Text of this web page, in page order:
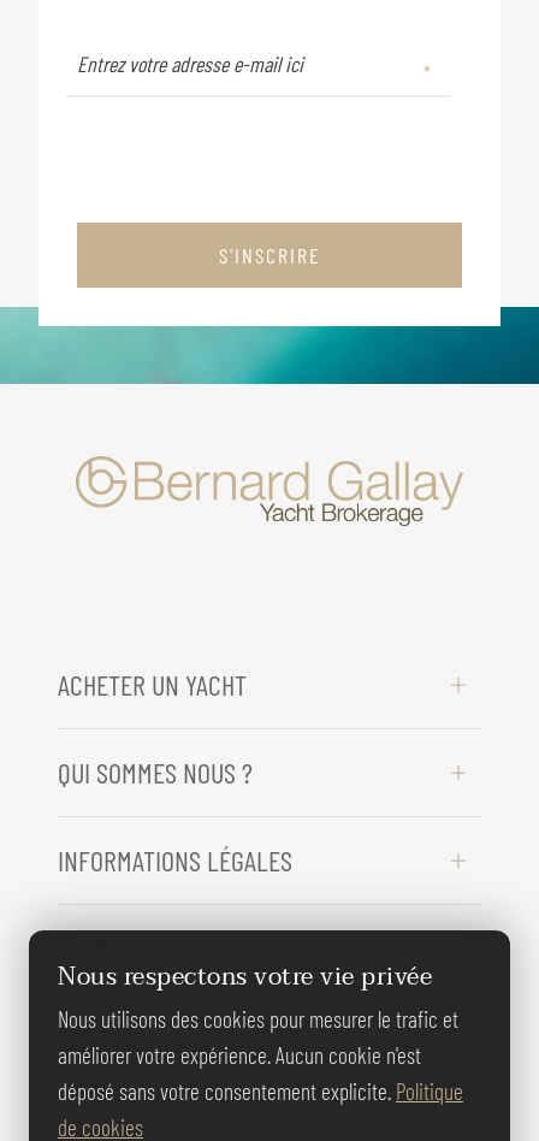
S'INSCRIRE
ACHETER UN YACHT
QUI SOMMES NOUS ?
INFORMATIONS LÉGALES
REJOIGNEZ-
NOUS
Nous respectons votre vie privée
Nous utilisons des cookies pour mesurer le trafic et
améliorer votre expérience. Aucun cookie n'est
déposé sans votre consentement explicite. Politique
de cookies